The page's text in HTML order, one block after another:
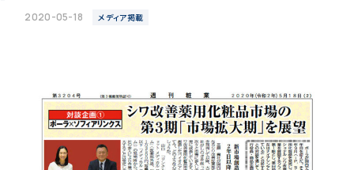
2020-05-18 メディア掲載